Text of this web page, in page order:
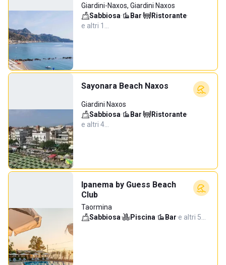
Giardini-Naxos, Giardini Naxos
Sabbiosa· Bar· Ristorante·
e altri 1…
Sayonara Beach Naxos
Giardini Naxos
Sabbiosa· Bar· Ristorante·
e altri 4…
Ipanema by Guess Beach
Club
Taormina
Sabbiosa· Piscina· Bar·e altri 5…